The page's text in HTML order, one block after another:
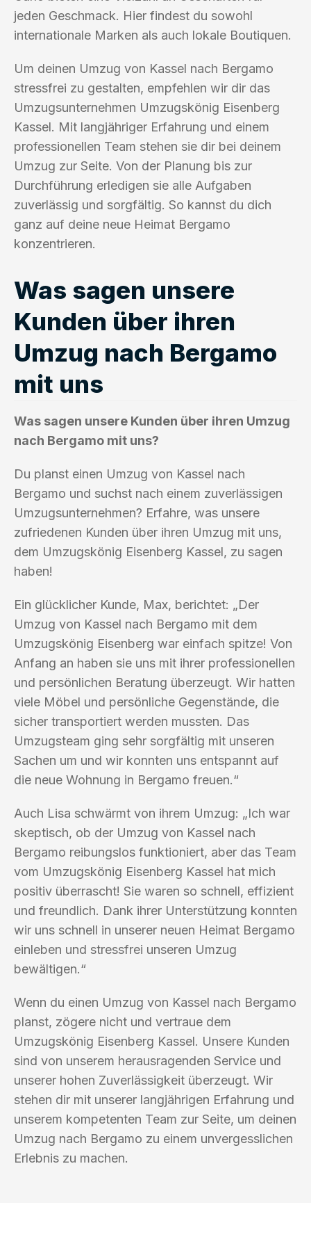
jeden Geschmack. Hier findest du sowohl
internationale Marken als auch lokale Boutiquen.
Um deinen Umzug von Kassel nach Bergamo
stressfrei zu gestalten, empfehlen wir dir das
Umzugsunternehmen Umzugskönig Eisenberg
Kassel. Mit langjähriger Erfahrung und einem
professionellen Team stehen sie dir bei deinem
Umzug zur Seite. Von der Planung bis zur
Durchführung erledigen sie alle Aufgaben
zuverlässig und sorgfältig. So kannst du dich
ganz auf deine neue Heimat Bergamo
konzentrieren.
Was sagen unsere
Kunden über ihren
Umzug nach Bergamo
mit uns
Was sagen unsere Kunden über ihren Umzug
nach Bergamo mit uns?
Du planst einen Umzug von Kassel nach
Bergamo und suchst nach einem zuverlässigen
Umzugsunternehmen? Erfahre, was unsere
zufriedenen Kunden über ihren Umzug mit uns,
dem Umzugskönig Eisenberg Kassel, zu sagen
haben!
Ein glücklicher Kunde, Max, berichtet: „Der
Umzug von Kassel nach Bergamo mit dem
Umzugskönig Eisenberg war einfach spitze! Von
Anfang an haben sie uns mit ihrer professionellen
und persönlichen Beratung überzeugt. Wir hatten
viele Möbel und persönliche Gegenstände, die
sicher transportiert werden mussten. Das
Umzugsteam ging sehr sorgfältig mit unseren
Sachen um und wir konnten uns entspannt auf
die neue Wohnung in Bergamo freuen.“
Auch Lisa schwärmt von ihrem Umzug: „Ich war
skeptisch, ob der Umzug von Kassel nach
Bergamo reibungslos funktioniert, aber das Team
vom Umzugskönig Eisenberg Kassel hat mich
positiv überrascht! Sie waren so schnell, effizient
und freundlich. Dank ihrer Unterstützung konnten
wir uns schnell in unserer neuen Heimat Bergamo
einleben und stressfrei unseren Umzug
bewältigen.“
Wenn du einen Umzug von Kassel nach Bergamo
planst, zögere nicht und vertraue dem
Umzugskönig Eisenberg Kassel. Unsere Kunden
sind von unserem herausragenden Service und
unserer hohen Zuverlässigkeit überzeugt. Wir
stehen dir mit unserer langjährigen Erfahrung und
unserem kompetenten Team zur Seite, um deinen
Umzug nach Bergamo zu einem unvergesslichen
Erlebnis zu machen.